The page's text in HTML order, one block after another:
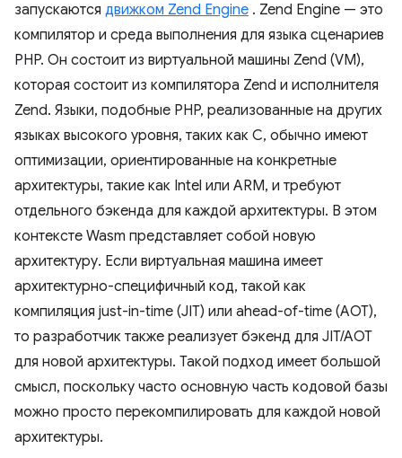
запускаются движком Zend Engine . Zend Engine — это
компилятор и среда выполнения для языка сценариев
PHP. Он состоит из виртуальной машины Zend (VM),
которая состоит из компилятора Zend и исполнителя
Zend. Языки, подобные PHP, реализованные на других
языках высокого уровня, таких как C, обычно имеют
оптимизации, ориентированные на конкретные
архитектуры, такие как Intel или ARM, и требуют
отдельного бэкенда для каждой архитектуры. В этом
контексте Wasm представляет собой новую
архитектуру. Если виртуальная машина имеет
архитектурно-специфичный код, такой как
компиляция just-in-time (JIT) или ahead-of-time (AOT),
то разработчик также реализует бэкенд для JIT/AOT
для новой архитектуры. Такой подход имеет большой
смысл, поскольку часто основную часть кодовой базы
можно просто перекомпилировать для каждой новой
архитектуры.